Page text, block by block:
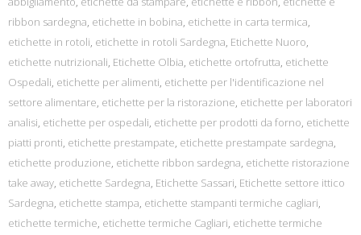
ribbon sardegna, etichette in bobina, etichette in carta termica,
etichette in rotoli, etichette in rotoli Sardegna, Etichette Nuoro,
etichette nutrizionali, Etichette Olbia, etichette ortofrutta, etichette
Ospedali, etichette per alimenti, etichette per l'identificazione nel
settore alimentare, etichette per la ristorazione, etichette per laboratori
analisi, etichette per ospedali, etichette per prodotti da forno, etichette
piatti pronti, etichette prestampate, etichette prestampate sardegna,
etichette produzione, etichette ribbon sardegna, etichette ristorazione
take away, etichette Sardegna, Etichette Sassari, Etichette settore ittico
Sardegna, etichette stampa, etichette stampanti termiche cagliari,
etichette termiche, etichette termiche Cagliari, etichette termiche